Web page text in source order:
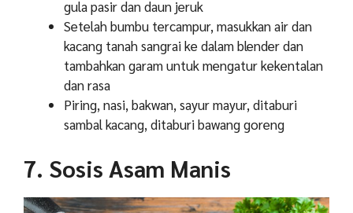
gula pasir dan daun jeruk
Setelah bumbu tercampur, masukkan air dan
kacang tanah sangrai ke dalam blender dan
tambahkan garam untuk mengatur kekentalan
dan rasa
Piring, nasi, bakwan, sayur mayur, ditaburi
sambal kacang, ditaburi bawang goreng
7. Sosis Asam Manis